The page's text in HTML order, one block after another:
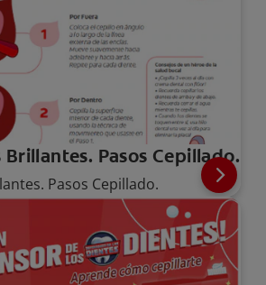
Brillantes. Pasos Cepillado.
Pasos Cepillado.